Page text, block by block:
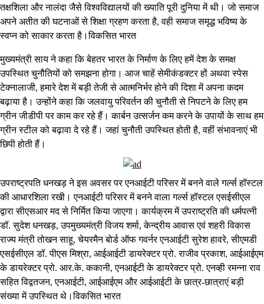
तक्षशिला और नालंदा जैसे विश्वविद्यालयों की ख्याति पूरी दुनिया में थी। जो समाज
अपने अतीत की घटनाओं से शिक्षा ग्रहण करता है, वही समाज समृद्ध भविष्य के
स्वप्न को साकार करता है।विकसित भारत
मुख्यमंत्री साय ने कहा कि बेहतर भारत के निर्माण के लिए हमें देश के समक्ष
उपस्थित चुनौतियों को समझना होगा। आज चाहें सेमीकंडक्टर हों अथवा स्पेस
टेक्नालाजी, हमारे देश में बड़ी तेजी से आत्मनिर्भर होने की दिशा में अपना कदम
बढ़ाया है। उन्होंने कहा कि जलवायु परिवर्तन की चुनौती से निपटने के लिए हम
ग्रीन जीडीपी पर काम कर रहे हैं। कार्बन उत्सर्जन कम करने के उपायों के साथ हम
ग्रीन स्टील को बढ़ावा दे रहे हैं। जहां चुनौती उपस्थित होती है, वहीं संभावनाएं भी
छिपी होती हैं।
उपराष्ट्रपति धनखड़ ने इस अवसर पर एनआईटी परिसर में बनने वाले गर्ल्स हॉस्टल
की आधारशिला रखी। एनआईटी परिसर में बनने वाला गर्ल्स हॉस्टल एसईसीएल
द्वारा सीएसआर मद से निर्मित किया जाएगा। कार्यक्रम में उपराष्ट्रति की धर्मपत्नी
डॉ. सुदेश धनखड़, उपमुख्यमंत्री विजय शर्मा, केन्द्रीय आवास एवं शहरी विकास
राज्य मंत्री तोखन साहू, चेयरमैन बोर्ड ऑफ गवर्नर एनआईटी सुरेश हावरे, सीएमडी
एसईसीएल डॉ. पीएस मिश्रा, आईआईटी डायरेक्टर प्रो. राजीव प्रकाश, आईआईएम
के डायरेक्टर प्रो. आर.के. ककानी, एनआईटी के डायरेक्टर प्रो. एनव्ही रमन्ना राव
सहित विद्वतजन, एनआईटी, आईआईएम और आईआईटी के छात्र-छात्राएं बड़ी
संख्या में उपस्थित थे।विकसित भारत